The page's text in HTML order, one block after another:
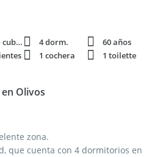
152 m² cubie. 4 dorm.
60 años
1 cochera
1 toilette
Olivos
zona.
que cuenta con 4 dormitorios en